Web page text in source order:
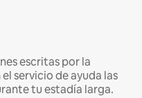
escritas por la
servicio de ayuda las
tu estadía larga.